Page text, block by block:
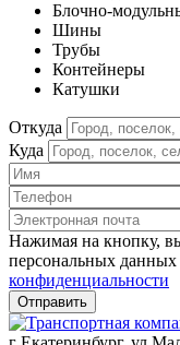
Блочно-
Шины
Трубы
Контейнеры
Катушки
Откуда
Куда
Нажимая на кнопку,
персональных данных
конфиденциальности